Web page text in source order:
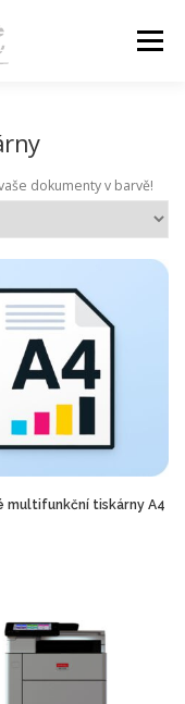
Menu
dokumenty v barvě!
multifunkční tiskárny A4